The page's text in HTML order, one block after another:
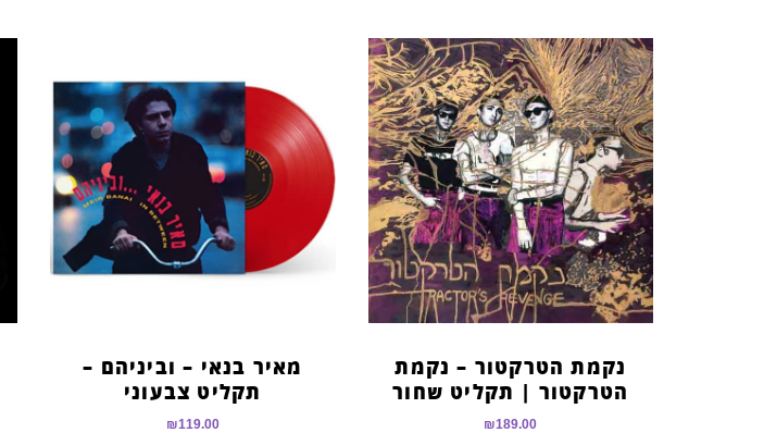
נקמת הטרקטור – נקמת
הטרקטור | תקליט שחור
₪189.00
מאיר בנאי – וביניהם –
תקליט צבעוני
₪119.00